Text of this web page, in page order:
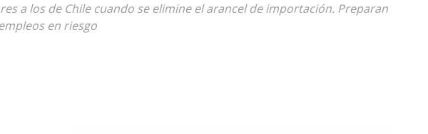
a los de Chile cuando se elimine el arancel de importación. Preparan
en riesgo